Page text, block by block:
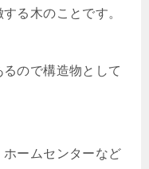
る木のことです。
ので構造物として
ームセンターなど